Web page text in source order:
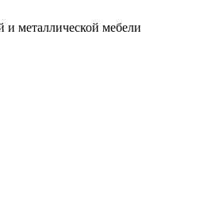
и металлической мебели